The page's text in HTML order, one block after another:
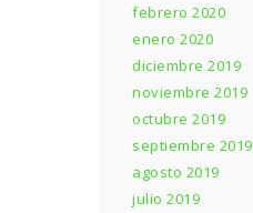
febrero 2020
enero 2020
diciembre 2019
noviembre 2019
octubre 2019
septiembre 2019
agosto 2019
julio 2019